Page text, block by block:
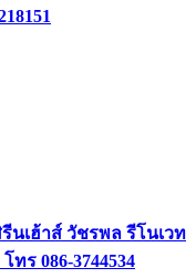
นเฮ้าส์ วัชรพล รีโนเวท
ร 086-3744534